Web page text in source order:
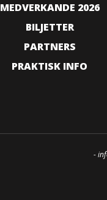
MEDVERKANDE 2026
BILJETTER
PARTNERS
PRAKTISK INFO
-